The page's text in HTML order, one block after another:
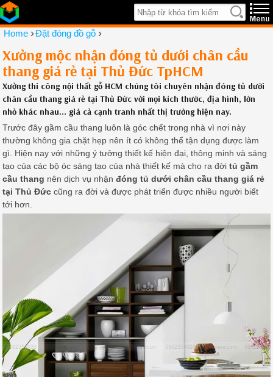
Home ›Đặt đóng đồ gỗ ›
Xưởng mộc nhận đóng tủ dưới chân cầu
thang giá rẻ tại Thủ Đức TpHCM
Xưởng thi công nội thất gỗ HCM chúng tôi chuyên nhận đóng tủ dưới
chân cầu thang giá rẻ tại Thủ Đức với mọi kích thước, địa hình, lớn
nhỏ khác nhau... giá cả cạnh tranh nhất thị trường hiện nay.
Trước đây gầm cầu thang luôn là góc chết trong nhà vì nơi này
thường không gia chặt hẹp nên ít có không thể tận dụng được làm
gì. Hiện nay với những ý tưởng thiết kế hiện đại, thông minh và sáng
tạo của các bộ óc sáng tạo của nhà thiết kế mà cho ra đờitủ gầm
cầu thang nên dịch vụ nhậnđóng tủ dưới chân cầu thang giá rẻ
tại Thủ Đức cũng ra đời và được phát triển được nhiều người biết
tới hơn.